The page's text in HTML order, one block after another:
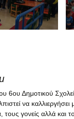
6ου Δημοτικού
να
τους γονείς αλλά και